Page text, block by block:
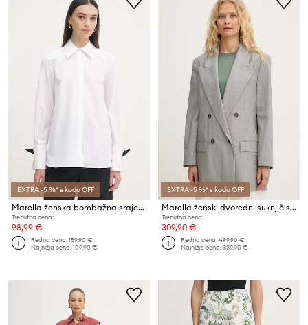
EXTRA -5 %* s kodo OFF
Marella ženska bombažna srajca MLTLEGUME
Trenutna cena:
98,99 €
Redna cena:159,90 €
Najnižja cena:109,90 €
EXTRA -5 %* s kodo OFF
Marella ženski dvoredni suknjič s svilo CERA
Trenutna cena:
309,90 €
Redna cena:499,90 €
Najnižja cena:339,90 €